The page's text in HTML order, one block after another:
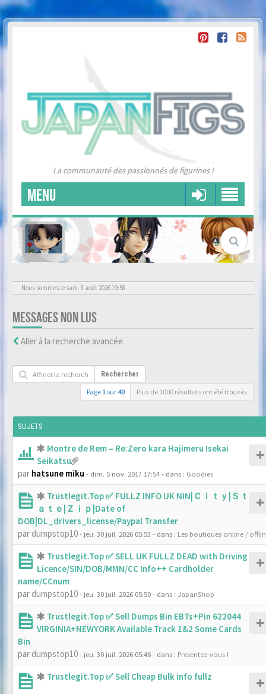
La communauté des passionnés de figurines !
MENU
Nous sommes le sam. 8 août 2026 19:58
MESSAGES NON LUS
Aller à la recherche avancée
Rechercher
Page 1 sur 40 Plus de 1000 résultats ont été trouvés
SUJETS
Montre de Rem – Re:Zero kara Hajimeru Isekai
Seikatsu
par hatsune miku - dim. 5 nov. 2017 17:54- dans : Goodies
Trustlegit.Top ✅ FULLZ INFO UK NIN|Ｃｉｔｙ|Ｓｔ
ａｔｅ|Ｚｉｐ|Date of
DOB|DL_drivers_license/Paypal Transfer
par dumpstop10- jeu. 30 juil. 2026 05:53 - dans : Les boutiques online /
Trustlegit.Top ✅ SELL UK FULLZ DEAD with Driving
Licence/SIN/DOB/MMN/CC Info++ Cardholder
name/CCnum
par dumpstop10- jeu. 30 juil. 2026 05:50- dans : JapanShop
Trustlegit.Top ✅ Sell Dumps Bin EBTs+Pin 622044
VIRGINIA+NEWYORK Available Track 1&2 Some Cards
Bin
par dumpstop10- jeu. 30 juil. 2026 05:46- dans : Presentez-vous !
Trustlegit.Top ✅ Sell Cheap Bulk info fullz